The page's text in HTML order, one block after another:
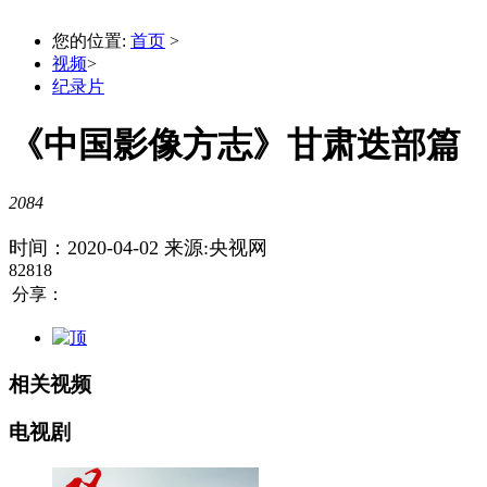
您的位置: 首页 >
视频>
纪录片
《中国影像方志》甘肃迭部篇
2084
时间：2020-04-02 来源:央视网
82818
分享：
相关视频
电视剧